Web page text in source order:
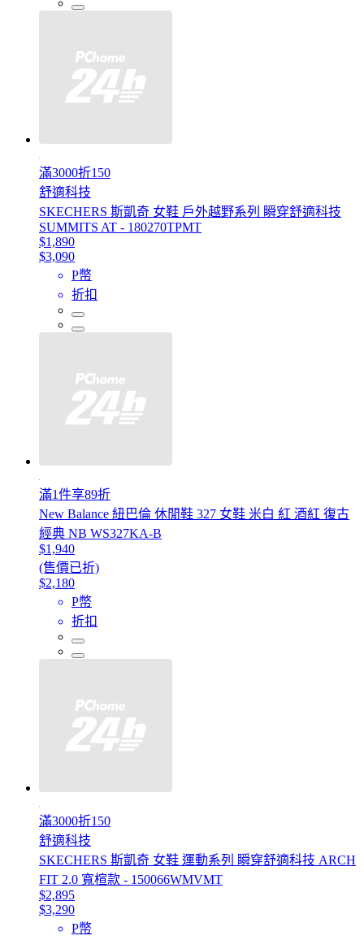
滿3000折150
舒適科技
SKECHERS 斯凱奇 女鞋 戶外越野系列 瞬穿舒適科技
SUMMITS AT - 180270TPMT
$1,890
$3,090
P幣
折扣
滿1件享89折
New Balance 紐巴倫 休閒鞋 327 女鞋 米白 紅 酒紅 復古
經典 NB WS327KA-B
$1,940
(售價已折)
$2,180
P幣
折扣
滿3000折150
舒適科技
SKECHERS 斯凱奇 女鞋 運動系列 瞬穿舒適科技 ARCH
FIT 2.0 寬楦款 - 150066WMVMT
$2,895
$3,290
P幣